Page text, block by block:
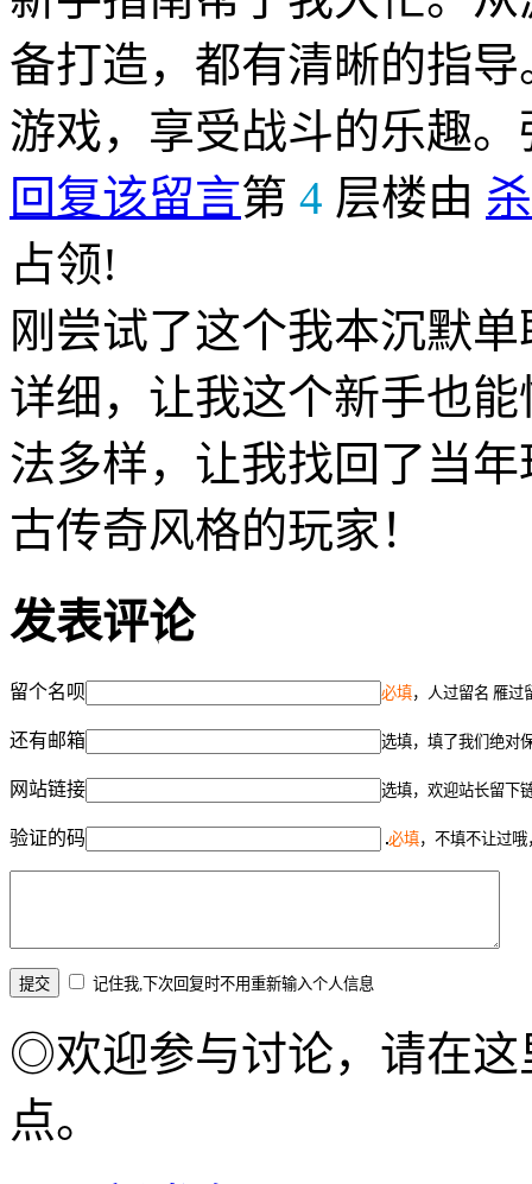
备打造，都有清晰的指
游戏，享受战斗的乐趣
回复该留言第 4 层楼由
占领!
刚尝试了这个我本沉默
详细，让我这个新手也
法多样，让我找回了当
古传奇风格的玩家！
发表评论
留个名呗 必填，人过留名 雁过
还有邮箱 选填，填了我们绝对
网站链接 选填，欢迎站长留下
验证的码 必填，不填不让过
记住我,下次回复时不用重新输入个人信息
◎欢迎参与讨论，请在这
点。